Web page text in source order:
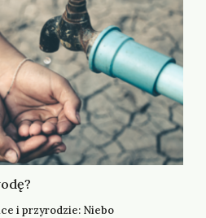
i przyrodzie: Niebo